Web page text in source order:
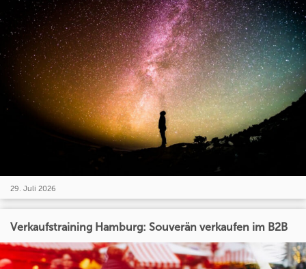
29. Juli 2026
Verkaufstraining Hamburg: Souverän verkaufen im B2B